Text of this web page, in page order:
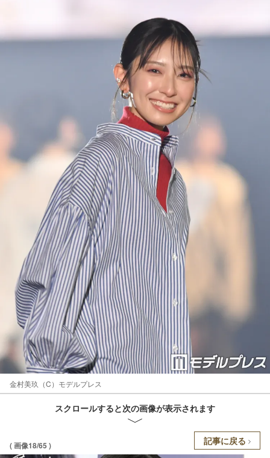
金村美玖（C）モデルプレス
スクロールすると次の画像が表示されます
( 画像18/65 ) 記事に戻る